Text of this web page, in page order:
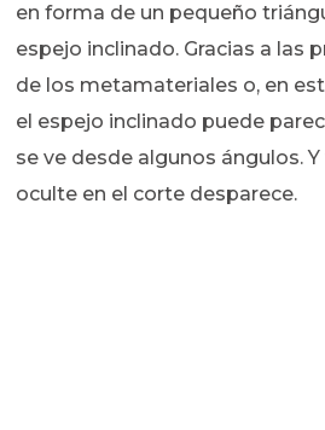
en forma de un pequeño
espejo inclinado. Gracias a las
de los metamateriales o, en
el espejo inclinado puede
se ve desde algunos ángulos.
oculte en el corte desparece.